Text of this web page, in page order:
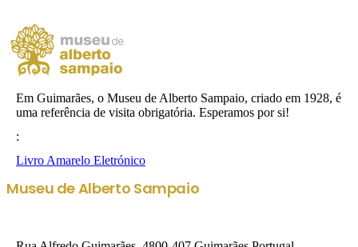
Em Guimarães, o Museu de Alberto Sampaio, criado em 1928, é
uma referência de visita obrigatória. Esperamos por si!
:
Livro Amarelo Eletrónico
Museu de Alberto Sampaio